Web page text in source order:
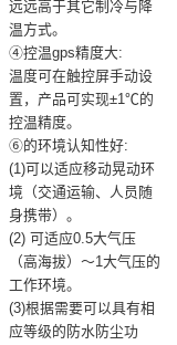
远远高于其它制冷与降
温方式。
④控温gps精度大:
温度可在触控屏手动设
置，产品可实现±1℃的
控温精度。
⑥的环境认知性好:
(1)可以适应移动晃动环
境（交通运输、人员随
身携带）。
(2) 可适应0.5大气压
（高海拔）～1大气压的
工作环境。
(3)根据需要可以具有相
应等级的防水防尘功